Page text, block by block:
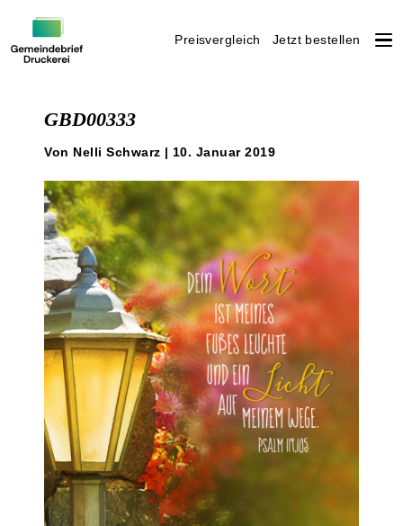
Preisvergleich Jetzt bestellen
GBD00333
Von Nelli Schwarz | 10. Januar 2019